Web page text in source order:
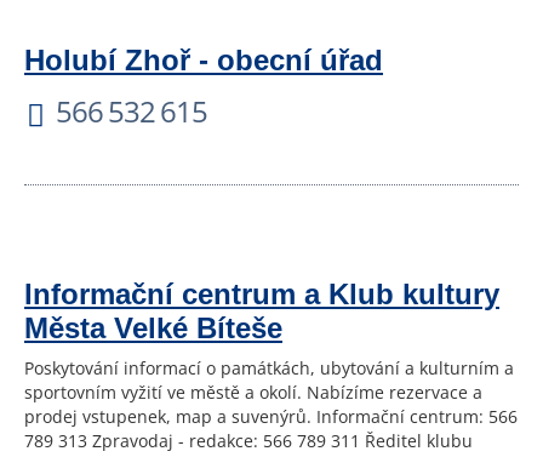
Holubí Zhoř - obecní úřad
566 532 615
Informační centrum a Klub kultury
Města Velké Bíteše
Poskytování informací o památkách, ubytování a kulturním a
sportovním vyžití ve městě a okolí. Nabízíme rezervace a
prodej vstupenek, map a suvenýrů. Informační centrum: 566
789 313 Zpravodaj - redakce: 566 789 311 Ředitel klubu